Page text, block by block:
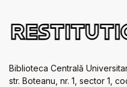
Biblioteca Centrală
str. Boteanu, nr. 1, sector 1,